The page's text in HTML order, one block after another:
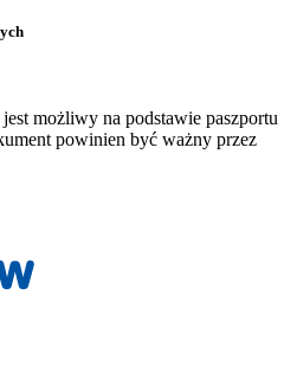
możliwy na podstawie paszportu
powinien być ważny przez